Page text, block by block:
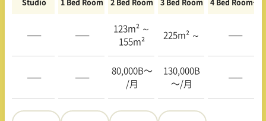
Studio 1 Bed Room 2 Bed Room 3 Bed Room 4 Bed Room〜
—– —–
123m² ～
155m²
225m² ～ —–
—– —–
80,000B〜
/月
130,000B
〜/月
—–